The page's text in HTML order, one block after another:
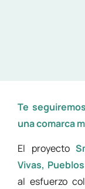
Te
una comarca
El proyecto
Vivas,
al esfuerzo